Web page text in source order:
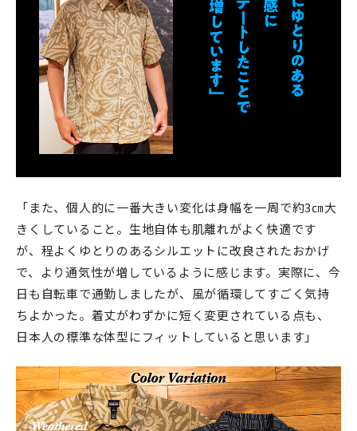
「また、個人的に一番大きい変化は身幅を一周で約3㎝大
きくしていること。生地自体も肌離れがよく快適です
が、程よくゆとりのあるシルエットに改良されたおかげ
で、より通気性が増しているように感じます。実際に、今
日も自転車で通勤しましたが、風が循環してすごく気持
ちよかった。着丈がわずかに短く変更されている点も、
日本人の標準な体型にフィットしていると思います」